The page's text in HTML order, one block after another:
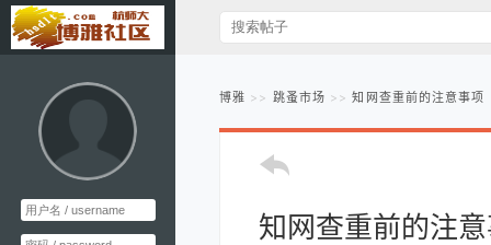
博雅 跳蚤市场 知网查重前的注意事项
知网查重前的注